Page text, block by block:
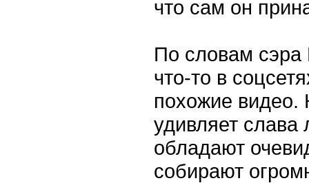
что сам он
По словам сэра
что-то в
похожие видео.
удивляет слава
обладают
собирают